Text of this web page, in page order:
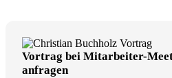
Vortrag bei Mitarbeiter-
anfragen